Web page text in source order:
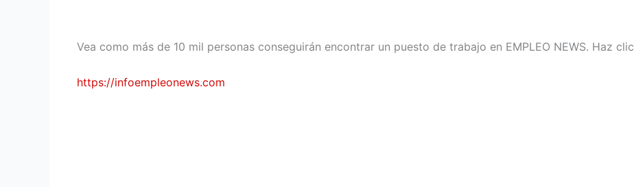
Vea como más de 10 mil personas conseguirán encontrar un puesto de trabajo en EMPLEO NEWS. Haz clic
https://infoempleonews.com